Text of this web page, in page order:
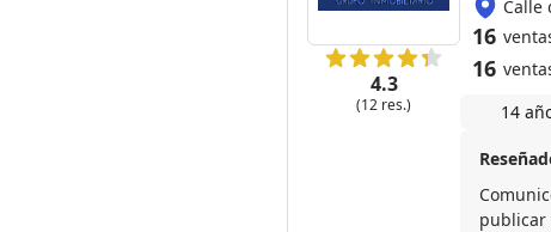
4.3
(12 res.)
Calle
16
16
14
publicar